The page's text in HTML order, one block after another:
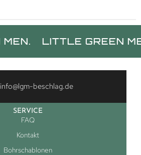
LITTLE GREEN MEN.
info@lgm-beschlag.de
SERVICE
FAQ
Kontakt
Bohrschablonen